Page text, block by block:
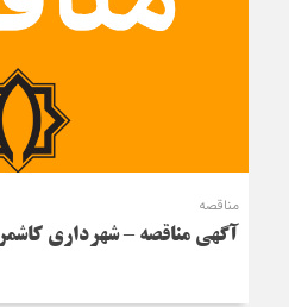
مناقصه
آگهی مناقصه – شهرداری کاشمر